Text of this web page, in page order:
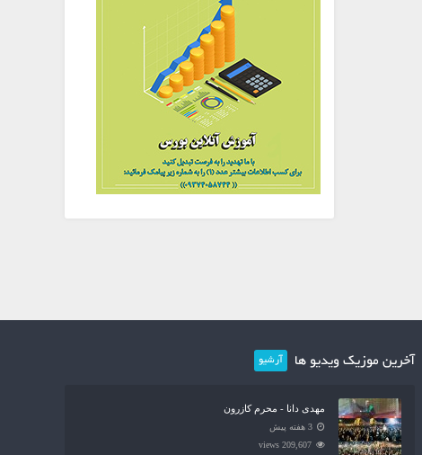
آخرین موزیک ویدیو ها آرشیو
مهدی دانا - محرم کازرون
3 هفته پیش
209,607 views